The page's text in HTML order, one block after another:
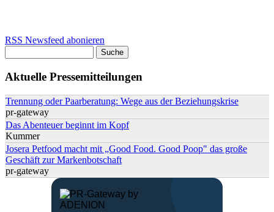
RSS Newsfeed abonieren
Aktuelle Pressemitteilungen
Trennung oder Paarberatung: Wege aus der Beziehungskrise
pr-gateway
Das Abenteuer beginnt im Kopf
Kummer
Josera Petfood macht mit „Good Food. Good Poop" das große
Geschäft zur Markenbotschaft
pr-gateway